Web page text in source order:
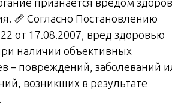
📏 Согласно Постановлению
от 17.08.2007, вред здоровью
наличии объективных
– повреждений, заболеваний
возникших в результате